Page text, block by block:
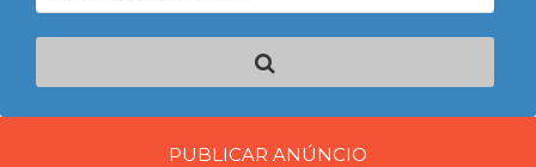
PUBLICAR ANÚNCIO